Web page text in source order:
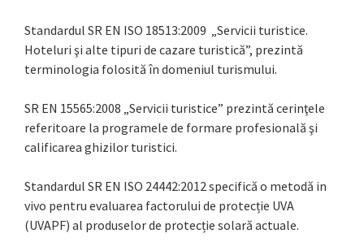
Standardul SR EN ISO 18513:2009 „Servicii turistice.
Hoteluri şi alte tipuri de cazare turistică”, prezintă
terminologia folosită în domeniul turismului.
SR EN 15565:2008 „Servicii turistice” prezintă cerinţele
referitoare la programele de formare profesională şi
calificarea ghizilor turistici.
Standardul SR EN ISO 24442:2012 specifică o metodă in
vivo pentru evaluarea factorului de protecție UVA
(UVAPF) al produselor de protecție solară actuale.